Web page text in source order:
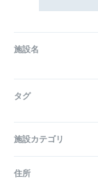
施設名
タグ
施設カテゴリ
住所